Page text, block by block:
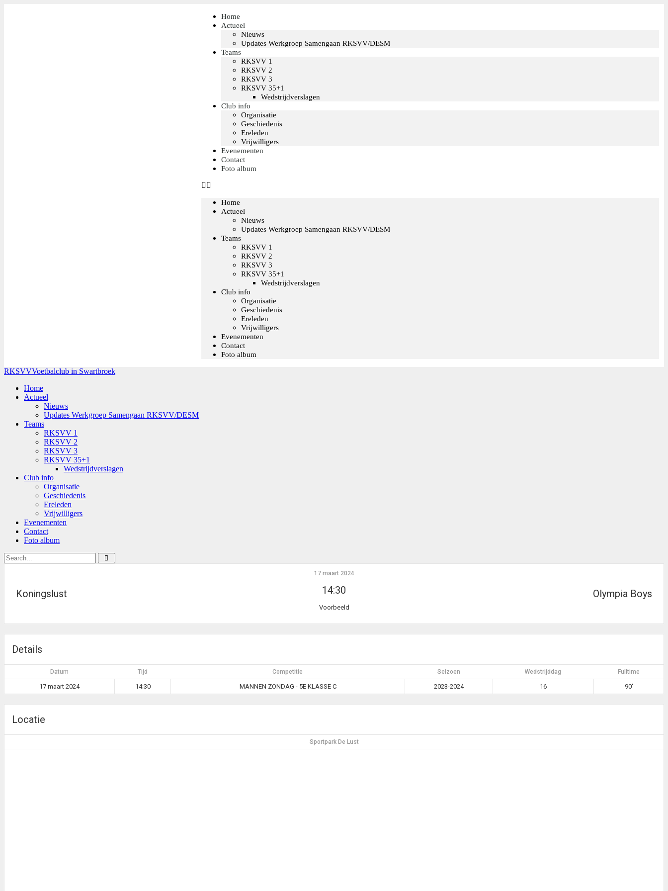
Home
Actueel
Nieuws
Updates Werkgroep Samengaan RKSVV/DESM
Teams
RKSVV 1
RKSVV 2
RKSVV 3
RKSVV 35+1
Wedstrijdverslagen
Club info
Organisatie
Geschiedenis
Ereleden
Vrijwilligers
Evenementen
Contact
Foto album
Home
Actueel
Nieuws
Updates Werkgroep Samengaan RKSVV/DESM
Teams
RKSVV 1
RKSVV 2
RKSVV 3
RKSVV 35+1
Wedstrijdverslagen
Club info
Organisatie
Geschiedenis
Ereleden
Vrijwilligers
Evenementen
Contact
Foto album
RKSVVVoetbalclub in Swartbroek
Home
Actueel
Nieuws
Updates Werkgroep Samengaan RKSVV/DESM
Teams
RKSVV 1
RKSVV 2
RKSVV 3
RKSVV 35+1
Wedstrijdverslagen
Club info
Organisatie
Geschiedenis
Ereleden
Vrijwilligers
Evenementen
Contact
Foto album
Koningslust Olympia Boys
17 maart 2024
14:30
Voorbeeld
Details
Datum Tijd Competitie Seizoen Wedstrijddag Fulltime
17 maart 2024 14:30 MANNEN ZONDAG - 5E KLASSE C 2023-2024 16 90'
Locatie
Sportpark De Lust